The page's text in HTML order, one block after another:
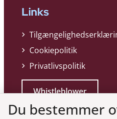
Links
Cookiepolitik
Privatlivspolitik
Whistleblower
Du bestemmer